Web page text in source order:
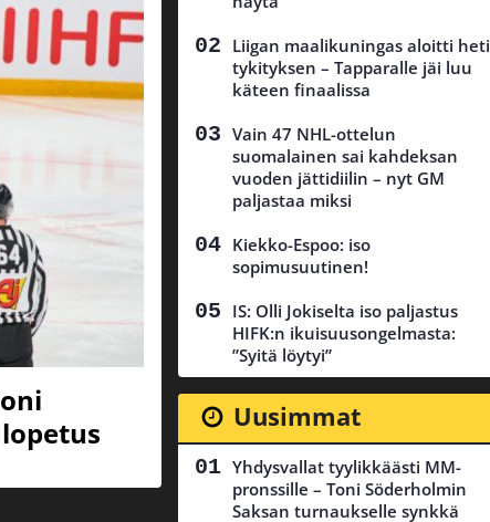
Liigan maalikuningas aloitti heti
tykityksen – Tapparalle jäi luu
käteen finaalissa
Vain 47 NHL-ottelun
suomalainen sai kahdeksan
vuoden jättidiilin – nyt GM
paljastaa miksi
Kiekko-Espoo: iso
sopimusuutinen!
IS: Olli Jokiselta iso paljastus
HIFK:n ikuisuusongelmasta:
”Syitä löytyi”
Uusimmat
Yhdysvallat tyylikkäästi MM-
pronssille – Toni Söderholmin
Saksan turnaukselle synkkä